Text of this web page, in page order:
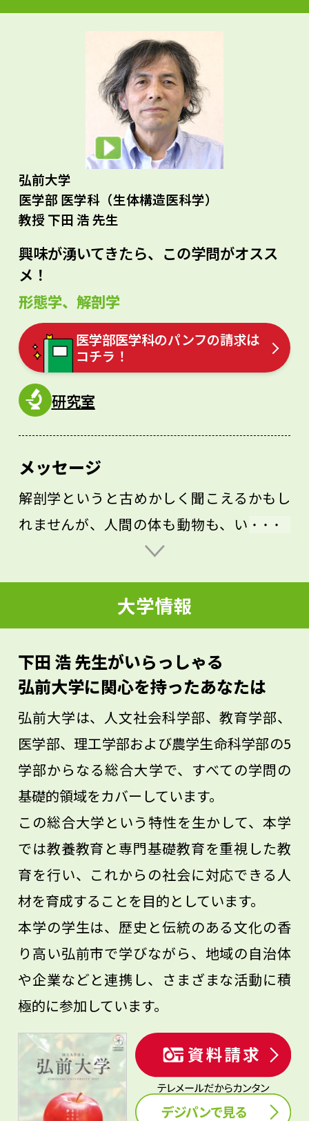
o
弘前大学
医学部 医学科（生体構造医科学）
教授 下田 浩 先生
興味が湧いてきたら、この学問がオスス
メ！
形態学、解剖学
医学部医学科のパンフの請求は
コチラ！
研究室
メッセージ
解剖学というと古めかしく聞こえるかもし
れませんが、人間の体も動物も、いまだに
わからないことだらけです。これまでの知
域は、自由度があるとも言えます。人体の
組織づくりに興味を持っているなら、人体
は非常に美しいということを伝えたいで
す。自分が見ている対象が正しいかそうで
ないか、すなわち真実か否かを判断する基
準は、「美しいものは真実である」という
ことだと私は経験から考えています。今の
うちから、美しいものを見る目をぜひ養っ
てください。
大学情報
下田 浩 先生がいらっしゃる
弘前大学に関心を持ったあなたは
弘前大学は、人文社会科学部、教育学部、
医学部、理工学部および農学生命科学部の5
学部からなる総合大学で、すべての学問の
基礎的領域をカバーしています。
この総合大学という特性を生かして、本学
では教養教育と専門基礎教育を重視した教
育を行い、これからの社会に対応できる人
材を育成することを目的としています。
本学の学生は、歴史と伝統のある文化の香
り高い弘前市で学びながら、地域の自治体
や企業などと連携し、さまざまな活動に積
極的に参加しています。